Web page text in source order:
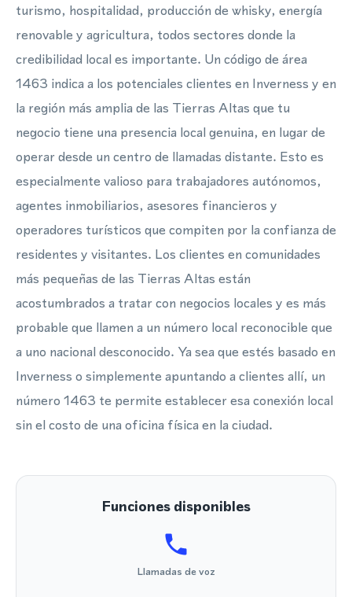
turismo, hospitalidad, producción de whisky, energía
renovable y agricultura, todos sectores donde la
credibilidad local es importante. Un código de área
1463 indica a los potenciales clientes en Inverness y en
la región más amplia de las Tierras Altas que tu
negocio tiene una presencia local genuina, en lugar de
operar desde un centro de llamadas distante. Esto es
especialmente valioso para trabajadores autónomos,
agentes inmobiliarios, asesores financieros y
operadores turísticos que compiten por la confianza de
residentes y visitantes. Los clientes en comunidades
más pequeñas de las Tierras Altas están
acostumbrados a tratar con negocios locales y es más
probable que llamen a un número local reconocible que
a uno nacional desconocido. Ya sea que estés basado en
Inverness o simplemente apuntando a clientes allí, un
número 1463 te permite establecer esa conexión local
sin el costo de una oficina física en la ciudad.
Funciones disponibles
Llamadas de voz